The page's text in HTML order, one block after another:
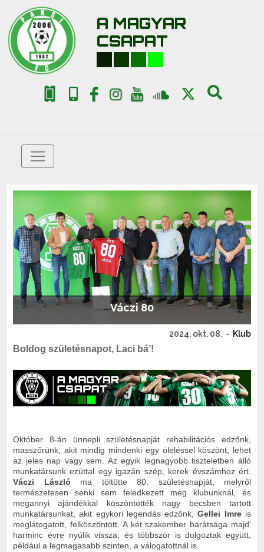
A MAGYAR
CSAPAT
Váczi 80
2024. okt. 08. - Klub
Boldog születésnapot, Laci bá’!
Október 8-án ünnepli születésnapját rehabilitációs edzőnk,
masszőrünk, akit mindig mindenki egy öleléssel köszönt, lehet
az jeles nap vagy sem. Az egyik legnagyobb tiszteletben álló
munkatársunk ezúttal egy igazán szép, kerek évszámhoz ért.
Váczi László ma töltötte 80. születésnapját, melyről
természetesen senki sem feledkezett meg klubunknál, és
megannyi ajándékkal köszöntötték nagy becsben tartott
munkatársunkat, akit egykori legendás edzőnk,Gellei Imreis
meglátogatott, felköszöntött. A két szakember barátsága majd’
harminc évre nyúlik vissza, és többször is dolgoztak együtt,
például a legmagasabb szinten, a válogatottnál is.